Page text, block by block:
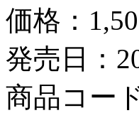
価格：
発売日：
商品コー